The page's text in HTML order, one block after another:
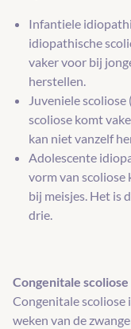
Infantiele
idiopathische
vaker voor bij
herstellen.
Juveniele
scoliose komt
kan niet vanzelf
Adolescente
vorm van
bij meisjes. Het is
drie.
Congenitale scoliose
Congenitale scoliose
weken van de